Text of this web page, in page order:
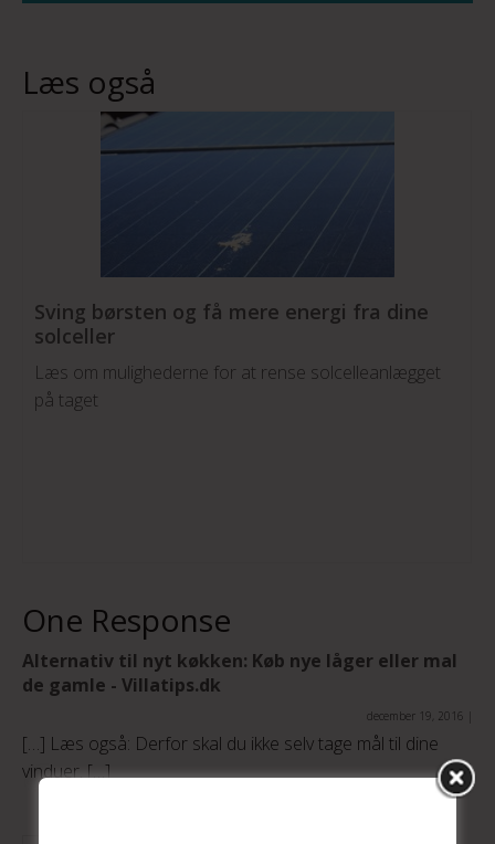
Læs også
Sving børsten og få mere energi fra dine
solceller
Læs om mulighederne for at rense solcelleanlægget
på taget
One Response
Alternativ til nyt køkken: Køb nye låger eller mal
de gamle - Villatips.dk
december 19, 2016
[…] Læs også: Derfor skal du ikke selv tage mål til dine
vinduer. […]